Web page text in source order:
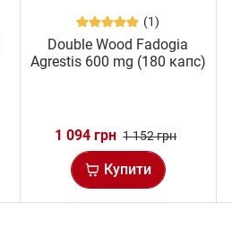
(1)
Double Wood Fadogia
Agrestis 600 mg (180 капс)
1 094 грн 1 152 грн
Купити